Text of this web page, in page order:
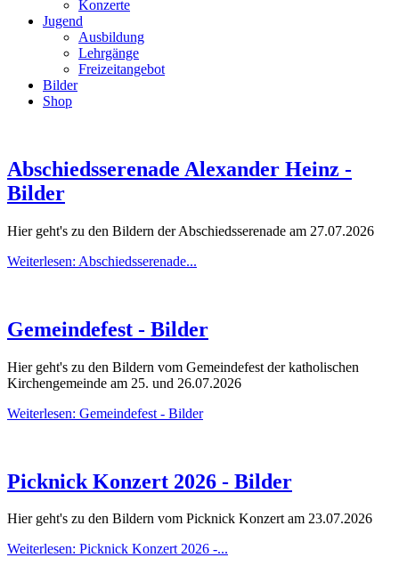
Konzerte
Jugend
Ausbildung
Lehrgänge
Freizeitangebot
Bilder
Shop
Abschiedsserenade Alexander Heinz -
Bilder
Hier geht's zu den Bildern der Abschiedsserenade am 27.07.2026
Weiterlesen: Abschiedsserenade...
Gemeindefest - Bilder
Hier geht's zu den Bildern vom Gemeindefest der katholischen
Kirchengemeinde am 25. und 26.07.2026
Weiterlesen: Gemeindefest - Bilder
Picknick Konzert 2026 - Bilder
Hier geht's zu den Bildern vom Picknick Konzert am 23.07.2026
Weiterlesen: Picknick Konzert 2026 -...